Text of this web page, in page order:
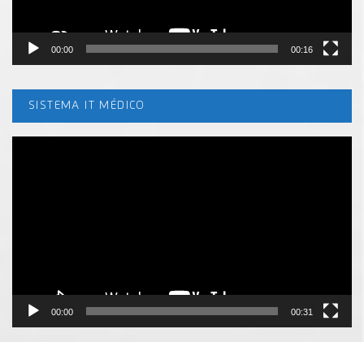
00:00 00:16
SISTEMA IT MÉDICO
00:00 00:31